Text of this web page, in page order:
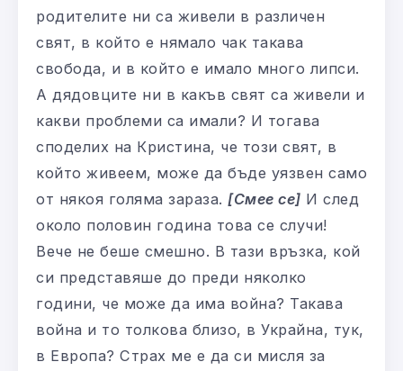
родителите ни са живели в различен
свят, в който е нямало чак такава
свобода, и в който е имало много липси.
А дядовците ни в какъв свят са живели и
какви проблеми са имали? И тогава
споделих на Кристина, че този свят, в
който живеем, може да бъде уязвен само
от някоя голяма зараза. [Смее се] И след
около половин година това се случи!
Вече не беше смешно. В тази връзка, кой
си представяше до преди няколко
години, че може да има война? Такава
война и то толкова близо, в Украйна, тук,
в Европа? Страх ме е да си мисля за